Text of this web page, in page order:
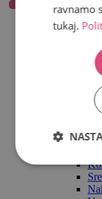
ravnamo
tukaj.